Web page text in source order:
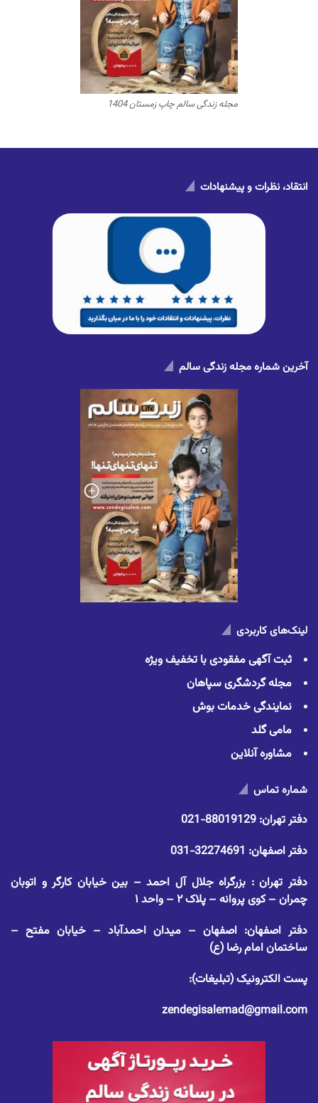
مجله زندگی سالم چاپ زمستان 1404
انتقاد، نظرات و پیشنهادات
آخرین شماره مجله زندگی سالم
لینک‌های کاربردی
ثبت آگهی مفقودی با تخفیف ویژه
مجله گردشگری سپاهان
نمایندگی خدمات بوش
مامی گلد
مشاوره آنلاین
شماره تماس
دفتر تهران: 88019129-021
دفتر اصفهان: 32274691-031
دفتر تهران : بزرگراه جلال آل احمد – بین خیابان کارگر و اتوبان
چمران – کوی پروانه – پلاک ۲ – واحد ۱
دفتر اصفهان: اصفهان – میدان احمدآباد – خیابان مفتح –
ساختمان امام رضا (ع)
پست الکترونیک (تبلیغات):
zendegisalemad@gmail.com